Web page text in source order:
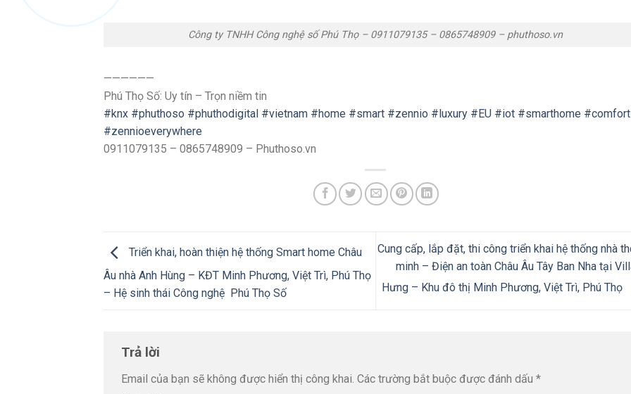
Công ty TNHH Công nghệ số Phú Thọ – 0911079135 – 0865748909 – phuthoso.vn
——————
Phú Thọ Số: Uy tín – Trọn niềm tin
#knx #phuthoso #phuthodigital #vietnam #home #smart #zennio #luxury #EU #iot #smarthome #comfort
#zennioeverywhere
0911079135 – 0865748909 – Phuthoso.vn
Triển khai, hoàn thiện hệ thống Smart home Châu
Âu nhà Anh Hùng – KĐT Minh Phương, Việt Trì, Phú Thọ
– Hệ sinh thái Công nghệ Phú Thọ Số
Cung cấp, lắp đặt, thi công triển khai hệ thống nhà
minh – Điện an toàn Châu Âu Tây Ban Nha tại
Hưng – Khu đô thị Minh Phương, Việt Trì, Phú Thọ
Trả lời
Email của bạn sẽ không được hiển thị công khai. Các trường bắt buộc được đánh dấu *